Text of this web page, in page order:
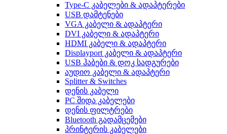
Type-C კაბელები & ადაპტერები
USB დამტენები
VGA კაბელი & ადაპტერი
DVI კაბელი & ადაპტერი
HDMI კაბელი & ადაპტერი
Displayport კაბელი & ადაპტერი
USB ჰაბები & დოკ სადგურები
აუდიო კაბელი & ადაპტერი
Splitter & Switches
დენის კაბელი
PC შიდა კაბელები
დენის ფილტრები
Bluetooth გადამცემები
პრინტერის კაბელები